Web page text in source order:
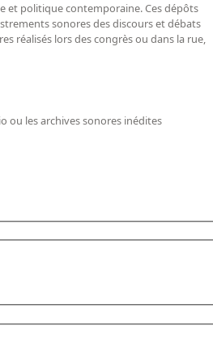
et politique contemporaine. Ces dépôts
sonores des discours et débats
réalisés lors des congrès ou dans la rue,
• des disques à gravure directe, type Pyral, servant avant les années 1960 à conserver les enregistrements radio ou les archives sonores inédites